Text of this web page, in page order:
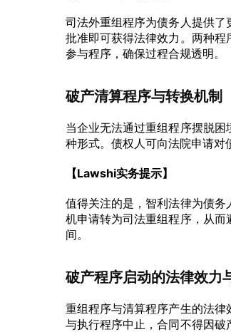
司法外重组程序为债务人提供
批准即可获得法律效力。两种
参与程序，确保过程合规透明。
破产清算程序与转换机制
当企业无法通过重组程序摆脱
种形式。债权人可向法院申请对
【Lawshi实务提示】
值得关注的是，智利法律为债
机申请转为司法重组程序，从
间。
破产程序启动的法律效力
重组程序与清算程序产生的法
与执行程序中止，合同不得因